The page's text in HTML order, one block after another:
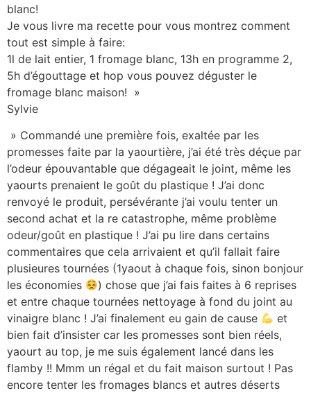
blanc!
Je vous livre ma recette pour vous montrez comment
tout est simple à faire:
1l de lait entier, 1 fromage blanc, 13h en programme 2,
5h d’égouttage et hop vous pouvez déguster le
fromage blanc maison! »
Sylvie
» Commandé une première fois, exaltée par les
promesses faite par la yaourtière, j’ai été très déçue par
l’odeur épouvantable que dégageait le joint, même les
yaourts prenaient le goût du plastique ! J’ai donc
renvoyé le produit, persévérante j’ai voulu tenter un
second achat et la re catastrophe, même problème
odeur/goût en plastique ! J’ai pu lire dans certains
commentaires que cela arrivaient et qu’il fallait faire
plusieures tournées (1yaout à chaque fois, sinon bonjour
les économies
) chose que j’ai fais faites à 6 reprises
et entre chaque tournées nettoyage à fond du joint au
vinaigre blanc ! J’ai finalement eu gain de cause
et
bien fait d’insister car les promesses sont bien réels,
yaourt au top, je me suis également lancé dans les
flamby !! Mmm un régal et du fait maison surtout ! Pas
encore tenter les fromages blancs et autres déserts